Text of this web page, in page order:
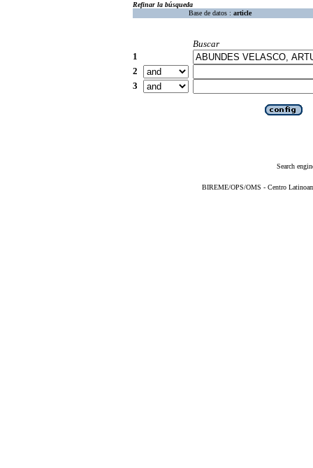
Refinar la búsqueda
Base de datos : article
Buscar
1
2
3
Search
BIREME/OPS/OMS - Centro